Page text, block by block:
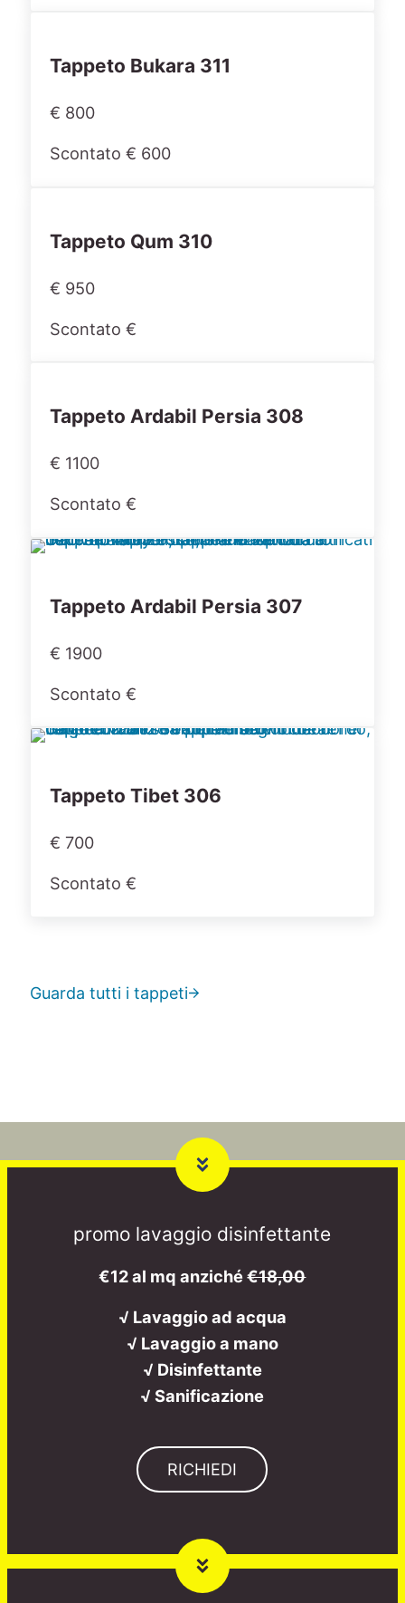
Tappeto Bukara 311
€ 800
Scontato € 600
Tappeto Qum 310
€ 950
Scontato €
Tappeto Ardabil Persia 308
€ 1100
Scontato €
Tappeto Ardabil Persia 307
€ 1900
Scontato €
Tappeto Tibet 306
€ 700
Scontato €
Guarda tutti i tappeti
promo lavaggio disinfettante
€12 al mq anziché€18,00
√ Lavaggio ad acqua
√ Lavaggio a mano
√ Disinfettante
√ Sanificazione
RICHIEDI